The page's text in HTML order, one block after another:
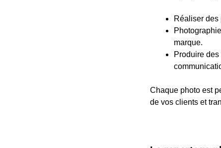
Réaliser des
marque.
Produire des
Chaque photo est
de vos clients et